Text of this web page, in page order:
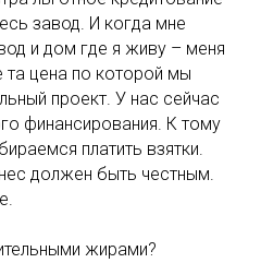
завод. И когда мне
и дом где я живу – меня
та цена по которой мы
проект. У нас сейчас
финансирования. К тому
платить взятки.
должен быть честным.
жирами?